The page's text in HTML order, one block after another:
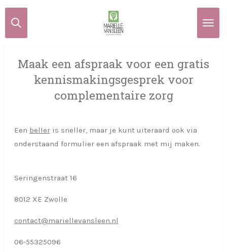
Ga
direct
naar
hoofdinhoud
Maak een afspraak voor een gratis
kennismakingsgesprek voor
complementaire zorg
Een belleris sneller, maar je kunt uiteraard ook via
onderstaand formulier een afspraak met mij maken.
Seringenstraat 16
8012 XE Zwolle
contact@mariellevansleen.nl
06-55325096